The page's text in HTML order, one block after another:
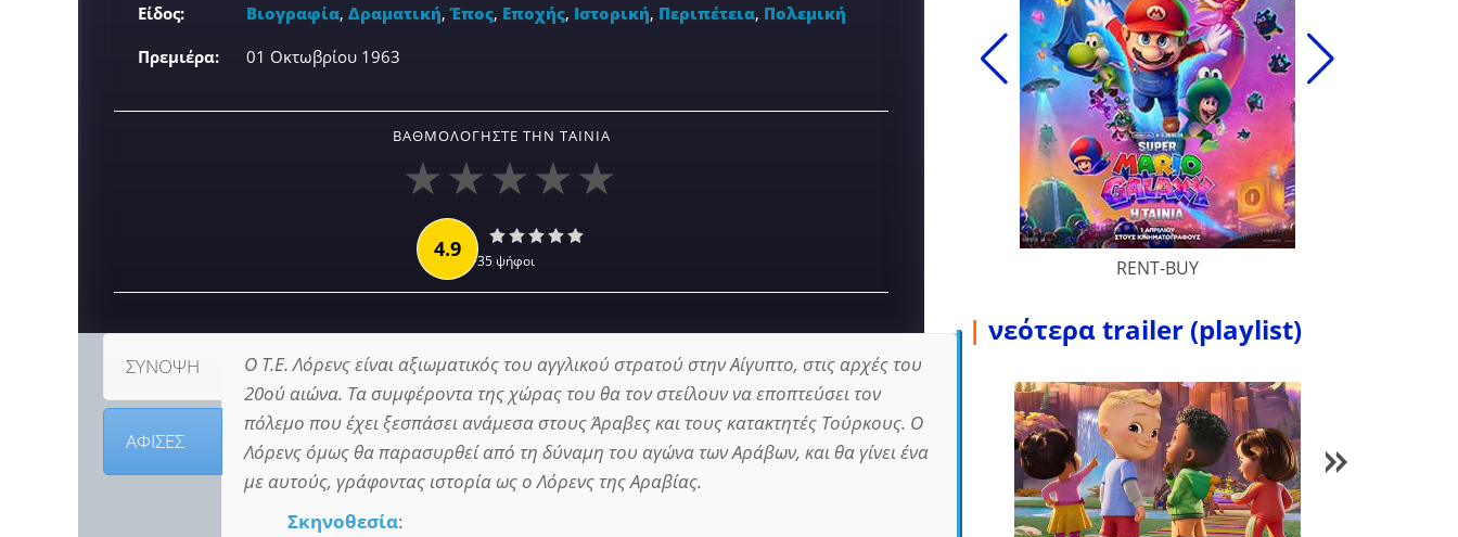
Είδος:
Βιογραφία,Δραματική,Έπος, Εποχής, Ιστορική, Περιπέτεια, Πολεμική
Πρεμιέρα:
01 Οκτωβρίου 1963
ΒΑΘΜΟΛΟΓΉΣΤΕ ΤΗΝ ΤΑΙΝΊΑ
4.9 35 ψήφοι
ΣΥΝΟΨΗ
ΑΦΙΣΕΣ
Ο Τ.Ε. Λόρενς είναι αξιωματικός του αγγλικού στρατού στην Αίγυπτο, στις αρχές του
20ού αιώνα. Τα συμφέροντα της χώρας του θα τον στείλουν να εποπτεύσει τον
πόλεμο που έχει ξεσπάσει ανάμεσα στους Άραβες και τους κατακτητές Τούρκους. Ο
Λόρενς όμως θα παρασυρθεί από τη δύναμη του αγώνα των Αράβων, και θα γίνει ένα
με αυτούς, γράφοντας ιστορία ως ο Λόρενς της Αραβίας.
Σκηνοθεσία:
RENT-BUY
| νεότερα trailer (playlist)
1/85